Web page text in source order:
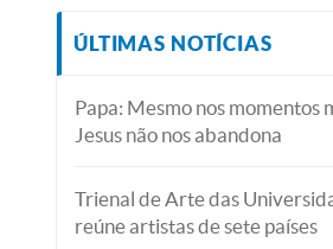
ÚLTIMAS NOTÍCIAS
Papa: Mesmo nos momentos
Jesus não nos abandona
Trienal de Arte das
reúne artistas de sete países